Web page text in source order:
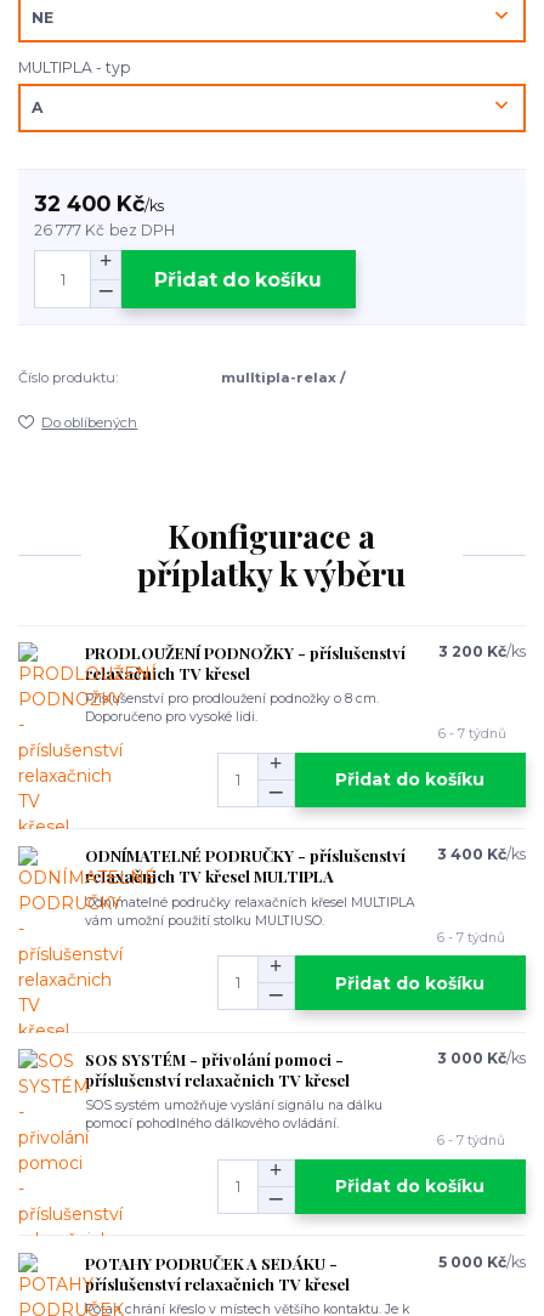
MULTIPLA - typ
32 400 Kč/ks
26 777 Kč bez DPH
Přidat do košíku
Číslo produktu: mulltipla-relax /
Do oblíbených
Konfigurace a
příplatky k výběru
PRODLOUŽENÍ PODNOŽKY - příslušenství
relaxačnich TV křesel
Příslušenství pro prodloužení podnožky o 8 cm.
Doporučeno pro vysoké lidi.
3 200 Kč/ks
6 - 7 týdnů
Přidat do košíku
ODNÍMATELNÉ PODRUČKY - příslušenství
relaxačnich TV křesel MULTIPLA
Odnímatelné područky relaxačních křesel MULTIPLA
vám umožní použití stolku MULTIUSO.
3 400 Kč/ks
6 - 7 týdnů
Přidat do košíku
SOS SYSTÉM - přivolání pomoci -
příslušenství relaxačnich TV křesel
SOS systém umožňuje vyslání signálu na dálku
pomocí pohodlného dálkového ovládání.
3 000 Kč/ks
6 - 7 týdnů
Přidat do košíku
POTAHY PODRUČEK A SEDÁKU -
příslušenství relaxačnich TV křesel
Potah chrání křeslo v místech většího kontaktu. Je k
5 000 Kč/ks